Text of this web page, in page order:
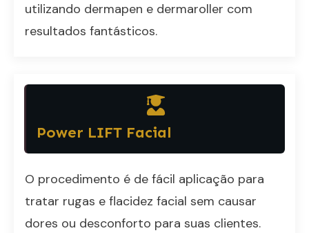
utilizando dermapen e dermaroller com
resultados fantásticos.
Power LIFT Facial
O procedimento é de fácil aplicação para
tratar rugas e flacidez facial sem causar
dores ou desconforto para suas clientes.